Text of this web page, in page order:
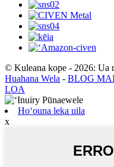
© Kuleana kope - 2026: Ua
Huahana Wela - BLOG
LOA
Hoʻouna leka uila
x